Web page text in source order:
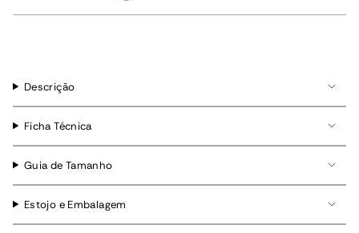
Descrição
Ficha Técnica
Guia de Tamanho
Estojo e Embalagem